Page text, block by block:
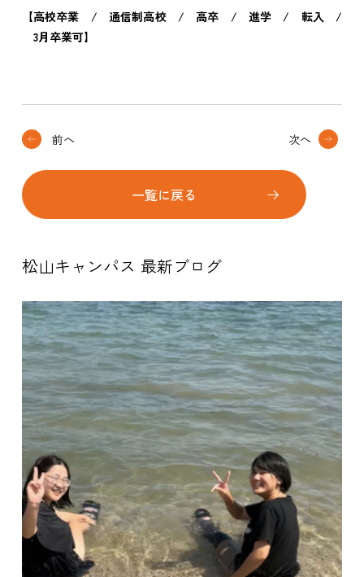
【高校卒業 / 通信制高校 / 高卒 / 進学 / 転入 /
3月卒業可】
前へ
一覧に戻る
次へ
松山キャンパス 最新ブログ